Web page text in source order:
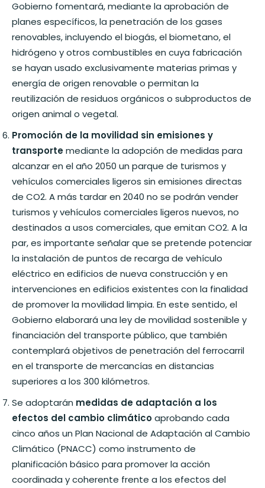
Gobierno fomentará, mediante la aprobación de
planes específicos, la penetración de los gases
renovables, incluyendo el biogás, el biometano, el
hidrógeno y otros combustibles en cuya fabricación
se hayan usado exclusivamente materias primas y
energía de origen renovable o permitan la
reutilización de residuos orgánicos o subproductos de
origen animal o vegetal.
Promoción de la movilidad sin emisiones y
transportemediante la adopción de medidas para
alcanzar en el año 2050 un parque de turismos y
vehículos comerciales ligeros sin emisiones directas
de CO2. A más tardar en 2040 no se podrán vender
turismos y vehículos comerciales ligeros nuevos, no
destinados a usos comerciales, que emitan CO2. A la
par, es importante señalar que se pretende potenciar
la instalación de puntos de recarga de vehículo
eléctrico en edificios de nueva construcción y en
intervenciones en edificios existentes con la finalidad
de promover la movilidad limpia. En este sentido, el
Gobierno elaborará una ley de movilidad sostenible y
financiación del transporte público, que también
contemplará objetivos de penetración del ferrocarril
en el transporte de mercancías en distancias
superiores a los 300 kilómetros.
Se adoptarán medidas de adaptación a los
efectos del cambio climáticoaprobando cada
cinco años un Plan Nacional de Adaptación al Cambio
Climático (PNACC) como instrumento de
planificación básico para promover la acción
coordinada y coherente frente a los efectos del